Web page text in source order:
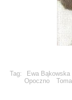
Tag: Ewa Bąkowska
Opoczno